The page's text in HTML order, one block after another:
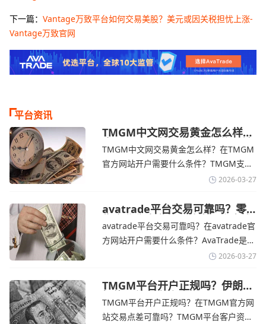
下一篇： Vantage万致平台如何交易美股？美元或因关税担忧上涨-
Vantage万致官网
平台资讯
TMGM中文网交易黄金怎么样？
金价下跌，市场评估伊朗停火前
景-TMGM官网
TMGM中文网交易黄金怎么样？在TMGM
官方网站开户需要什么条件？‌‌‌TMGM支持
全球主流的MT4/MT5平台，同时提供功能
险管理工具。通过TMGM官网交易资讯了
解，金价周四回落，受​美元走强和油价上
涨，使通胀担忧保持不变‌对加息的持续预
2026-03-27
avatrade平台交易可靠吗？零
售企业称中东地区冲突正推高成
本avatrade官网
avatrade平台交易可靠吗？在avatrade官
方网站开户需要什么条件？‌‌‌AvaTrade是一
个在交易优势和可靠性两方面都非常均衡
在学习和探索中成长的新手交易者。通过
avatrade官网交易资讯了解，零售企业警
告称，中东地区的冲突正在推高成本，如
2026-03-27
TMGM平台开户正规吗？伊朗仍
拒绝与美国直接谈判-TMGM官
网
TMGM平台开户正规吗？在TMGM官方网
站交易点差可靠吗？‌‌‌TMGM平台客户资金